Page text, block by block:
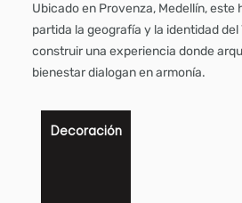
Ubicado en Provenza, Medellín,
partida la geografía y la identidad del
construir una experiencia donde
bienestar dialogan en armonía.
Decoración